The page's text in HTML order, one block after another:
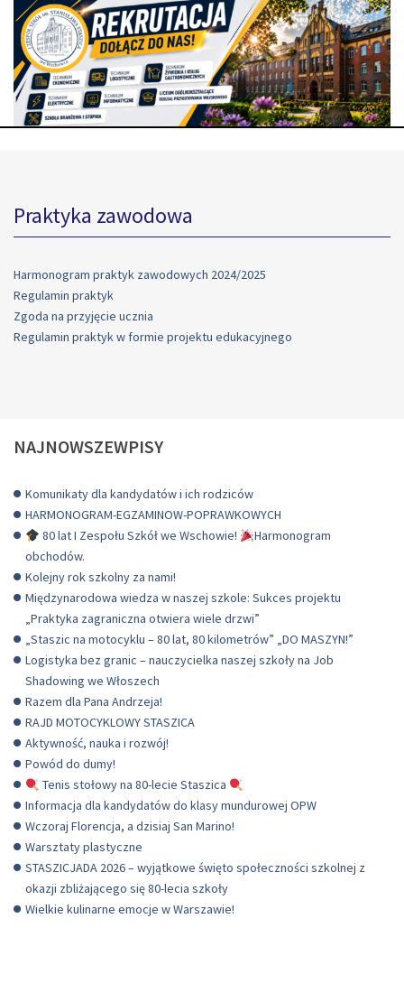
Praktyka zawodowa
Harmonogram praktyk zawodowych 2024/2025
Regulamin praktyk
Zgoda na przyjęcie ucznia
Regulamin praktyk w formie projektu edukacyjnego
NAJNOWSZEWPISY
Komunikaty dla kandydatów i ich rodziców
HARMONOGRAM-EGZAMINOW-POPRAWKOWYCH
80 lat I Zespołu Szkół we Wschowie!
Harmonogram
obchodów.
Kolejny rok szkolny za nami!
Międzynarodowa wiedza w naszej szkole: Sukces projektu
„Praktyka zagraniczna otwiera wiele drzwi”
„Staszic na motocyklu – 80 lat, 80 kilometrów” „DO MASZYN!”
Logistyka bez granic – nauczycielka naszej szkoły na Job
Shadowing we Włoszech
Razem dla Pana Andrzeja!
RAJD MOTOCYKLOWY STASZICA
Aktywność, nauka i rozwój!
Powód do dumy!
Tenis stołowy na 80-lecie Staszica
Informacja dla kandydatów do klasy mundurowej OPW
Wczoraj Florencja, a dzisiaj San Marino!
Warsztaty plastyczne
STASZICJADA 2026 – wyjątkowe święto społeczności szkolnej z
okazji zbliżającego się 80-lecia szkoły
Wielkie kulinarne emocje w Warszawie!